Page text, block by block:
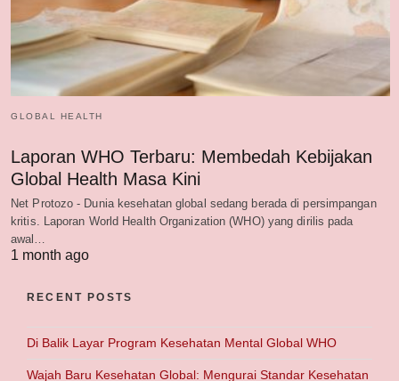
GLOBAL HEALTH
Laporan WHO Terbaru: Membedah Kebijakan
Global Health Masa Kini
Net Protozo - Dunia kesehatan global sedang berada di persimpangan
kritis. Laporan World Health Organization (WHO) yang dirilis pada
awal…
1 month ago
RECENT POSTS
Di Balik Layar Program Kesehatan Mental Global WHO
Wajah Baru Kesehatan Global: Mengurai Standar Kesehatan